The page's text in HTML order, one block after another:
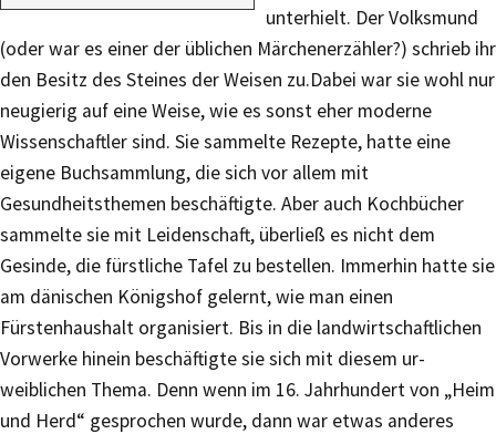
unterhielt. Der Volksmund
(oder war es einer der üblichen Märchenerzähler?) schrieb ihr
den Besitz des Steines der Weisen zu.Dabei war sie wohl nur
neugierig auf eine Weise, wie es sonst eher moderne
Wissenschaftler sind. Sie sammelte Rezepte, hatte eine
eigene Buchsammlung, die sich vor allem mit
Gesundheitsthemen beschäftigte. Aber auch Kochbücher
sammelte sie mit Leidenschaft, überließ es nicht dem
Gesinde, die fürstliche Tafel zu bestellen. Immerhin hatte sie
am dänischen Königshof gelernt, wie man einen
Fürstenhaushalt organisiert. Bis in die landwirtschaftlichen
Vorwerke hinein beschäftigte sie sich mit diesem ur-
weiblichen Thema. Denn wenn im 16. Jahrhundert von „Heim
und Herd“ gesprochen wurde, dann war etwas anderes